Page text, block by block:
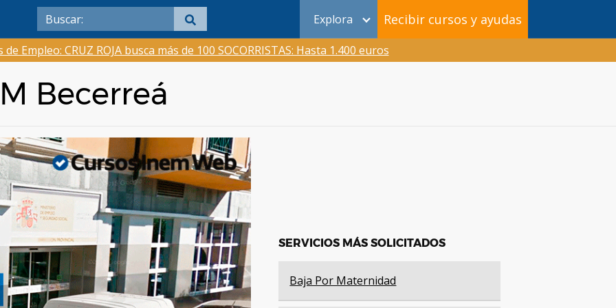
Explora Recibir cursos y ayudas
Empleo: CRUZ ROJA busca más de 100 SOCORRISTAS: Hasta 1.400 euros
Becerreá
SERVICIOS MÁS SOLICITADOS
Baja Por Maternidad